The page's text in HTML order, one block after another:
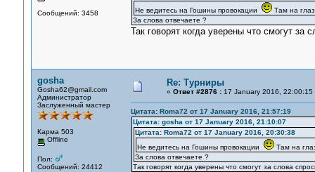
Сообщений: 3458
Не ведитесь на Гошины провокации
Там на
За слова отвечаете ?
Так говорят когда уверены что смогут
gosha
Gosha62@gmail.com
Администратор
Заслуженный мастер
Карма 503
Offline
Пол:
Сообщений: 24412
Re: Турниры
« Ответ #2876 :17 January 2016, 22:00:15
Цитата: Roma72 от 17 January 2016, 21:57:19
Цитата: gosha от 17 January 2016, 21:10:07
Цитата: Roma72 от 17 January 2016, 20:30:38
Не ведитесь на Гошины провокации
Там на
За слова отвечаете ?
Так говорят когда уверены что смогут за слова